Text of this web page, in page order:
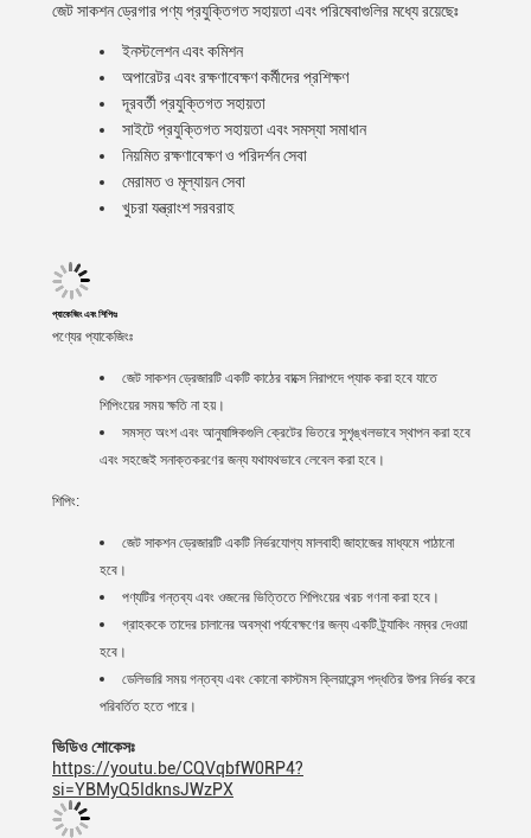
জেট সাকশন ড্রেগার পণ্য প্রযুক্তিগত সহায়তা এবং পরিষেবাগুলির মধ্যে রয়েছেঃ
ইনস্টলেশন এবং কমিশন
অপারেটর এবং রক্ষণাবেক্ষণ কর্মীদের প্রশিক্ষণ
দূরবর্তী প্রযুক্তিগত সহায়তা
সাইটে প্রযুক্তিগত সহায়তা এবং সমস্যা সমাধান
নিয়মিত রক্ষণাবেক্ষণ ও পরিদর্শন সেবা
মেরামত ও মূল্যায়ন সেবা
খুচরা যন্ত্রাংশ সরবরাহ
প্যাকেজিং এবং শিপিংঃ
পণ্যের প্যাকেজিংঃ
জেট সাকশন ড্রেজারটি একটি কাঠের বাক্সে নিরাপদে প্যাক করা হবে যাতে
শিপিংয়ের সময় ক্ষতি না হয়।
সমস্ত অংশ এবং আনুষাঙ্গিকগুলি ক্রেটের ভিতরে সুশৃঙ্খলভাবে স্থাপন করা হবে
এবং সহজেই সনাক্তকরণের জন্য যথাযথভাবে লেবেল করা হবে।
শিপিং:
জেট সাকশন ড্রেজারটি একটি নির্ভরযোগ্য মালবাহী জাহাজের মাধ্যমে পাঠানো
হবে।
পণ্যটির গন্তব্য এবং ওজনের ভিত্তিতে শিপিংয়ের খরচ গণনা করা হবে।
গ্রাহককে তাদের চালানের অবস্থা পর্যবেক্ষণের জন্য একটি ট্র্যাকিং নম্বর দেওয়া
হবে।
ডেলিভারি সময় গন্তব্য এবং কোনো কাস্টমস ক্লিয়ারেন্স পদ্ধতির উপর নির্ভর করে
পরিবর্তিত হতে পারে।
ভিডিও শোকেসঃ
https://youtu.be/CQVqbfW0RP4?
si=YBMyQ5IdknsJWzPX